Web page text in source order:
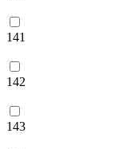
141
142
143